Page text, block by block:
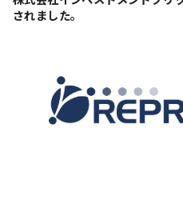
されました。